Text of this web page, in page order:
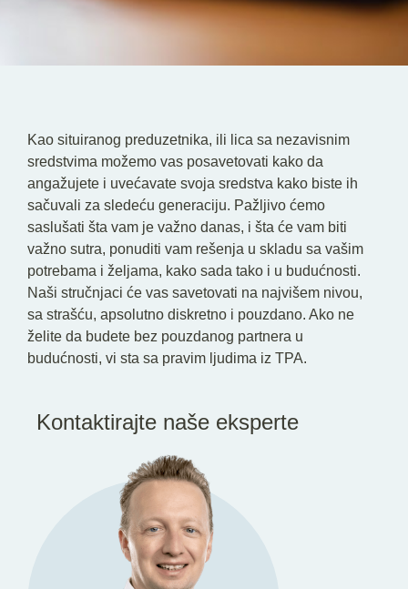
EN
Kao situiranog preduzetnika, ili lica sa nezavisnim
sredstvima možemo vas posavetovati kako da
angažujete i uvećavate svoja sredstva kako biste ih
sačuvali za sledeću generaciju. Pažljivo ćemo
saslušati šta vam je važno danas, i šta će vam biti
važno sutra, ponuditi vam rešenja u skladu sa vašim
potrebama i željama, kako sada tako i u budućnosti.
Naši stručnjaci će vas savetovati na najvišem nivou,
sa strašću, apsolutno diskretno i pouzdano. Ako ne
želite da budete bez pouzdanog partnera u
budućnosti, vi sta sa pravim ljudima iz TPA.
Kontaktirajte naše eksperte